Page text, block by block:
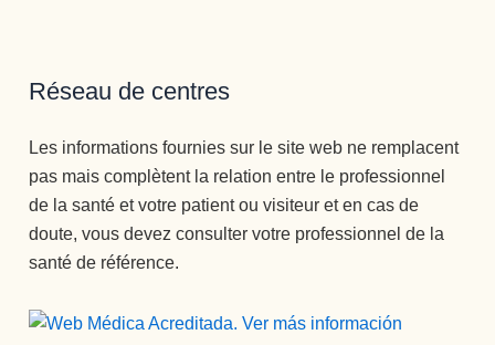
Réseau de centres
Les informations fournies sur le site web ne remplacent
pas mais complètent la relation entre le professionnel
de la santé et votre patient ou visiteur et en cas de
doute, vous devez consulter votre professionnel de la
santé de référence.